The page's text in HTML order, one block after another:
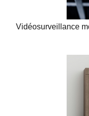
Vidéosurveillance